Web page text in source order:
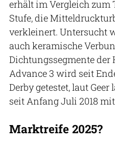
erhält im Vergleich zum
Stufe, die
verkleinert. Untersucht
auch keramische
Dichtungssegmente
Advance 3 wird seit
Derby getestet, laut
seit Anfang Juli 2018
Marktreife 2025?